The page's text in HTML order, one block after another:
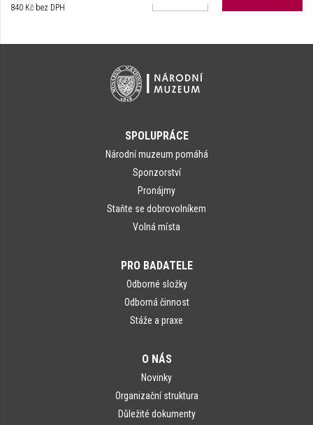
840 Kč bez DPH
SPOLUPRÁCE
Národní muzeum pomáhá
Sponzorství
Pronájmy
Staňte se dobrovolníkem
Volná místa
PRO BADATELE
Odborné složky
Odborná činnost
Stáže a praxe
O NÁS
Novinky
Organizační struktura
Důležité dokumenty